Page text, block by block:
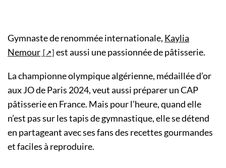
Gymnaste de renommée internationale, Kaylia
Nemour
est aussi une passionnée de pâtisserie.
La championne olympique algérienne, médaillée d’or
aux JO de Paris 2024, veut aussi préparer un CAP
pâtisserie en France. Mais pour l’heure, quand elle
n’est pas sur les tapis de gymnastique, elle se détend
en partageant avec ses fans des recettes gourmandes
et faciles à reproduire.